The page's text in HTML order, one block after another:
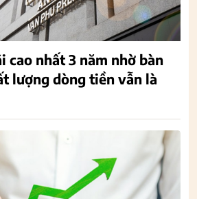
cao nhất 3 năm nhờ bàn
lượng dòng tiền vẫn là